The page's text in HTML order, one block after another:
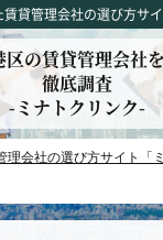
貸管理会社の選び方サ
区の賃貸管理会社を
徹底調査
-ミナトクリンク-
会社の選び方サイト「